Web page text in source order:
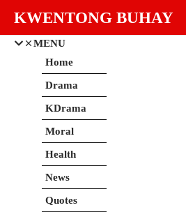
KWENTONG BUHAY
MENU
Home
Drama
KDrama
Moral
Health
News
Quotes